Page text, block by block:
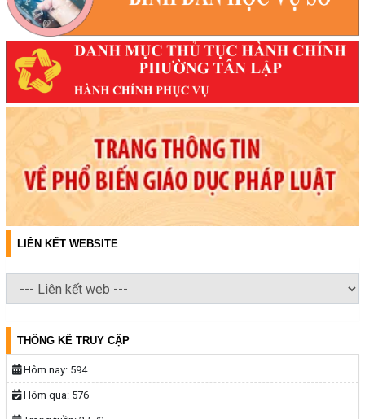
LIÊN KẾT WEBSITE
THỐNG KÊ TRUY CẬP
Hôm nay: 594
Hôm qua: 576